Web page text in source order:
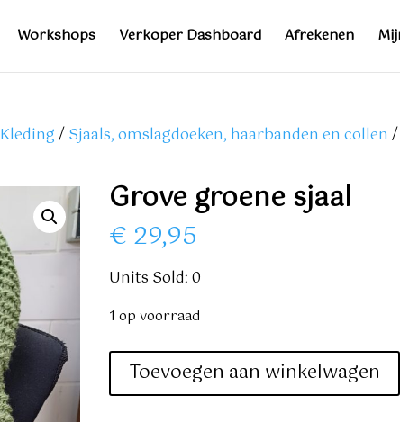
Workshops Verkoper Dashboard Afrekenen
Kleding/Sjaals, omslagdoeken, haarbanden en collen /
Grove groene sjaal
€ 29,95
Units Sold: 0
1 op voorraad
Grove
Toevoegen aan winkelwagen